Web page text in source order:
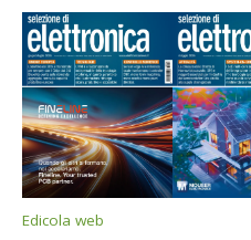
Edicola web